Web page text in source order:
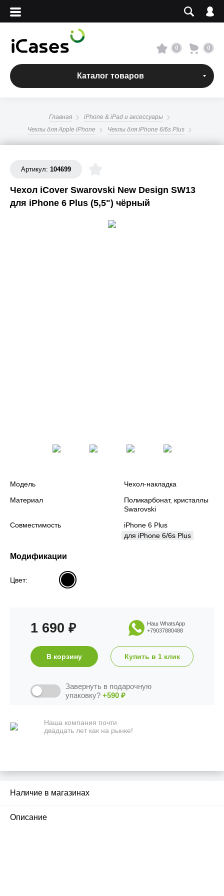
Вход
Сервисный центр
О магазине
Адреса магазинов
+7 495 960-31-54
+7 800 500-31-47
0 0
Каталог товаров
Главная
iPhone & iPad и аксессуары
Чехлы для Apple iPhone
Чехлы для iPhone 6/6s Plus
Артикул: 104699
Чехол iCover Swarovski New Design SW13
для iPhone 6 Plus (5,5") чёрный
Модель
Чехол-накладка
Материал
Поликарбонат, кристаллы
Swarovski
Совместимость
iPhone 6 Plus
для iPhone 6/6s Plus
Модификации
Цвет:
1 690 ₽
Наш WhatsApp
+79037880488
В корзину Купить в 1 клик
Завернуть в подарочную
упаковку? +590 ₽
Наша компания почти
двадцать лет как на рынке!
Наличие в магазинах
Описание